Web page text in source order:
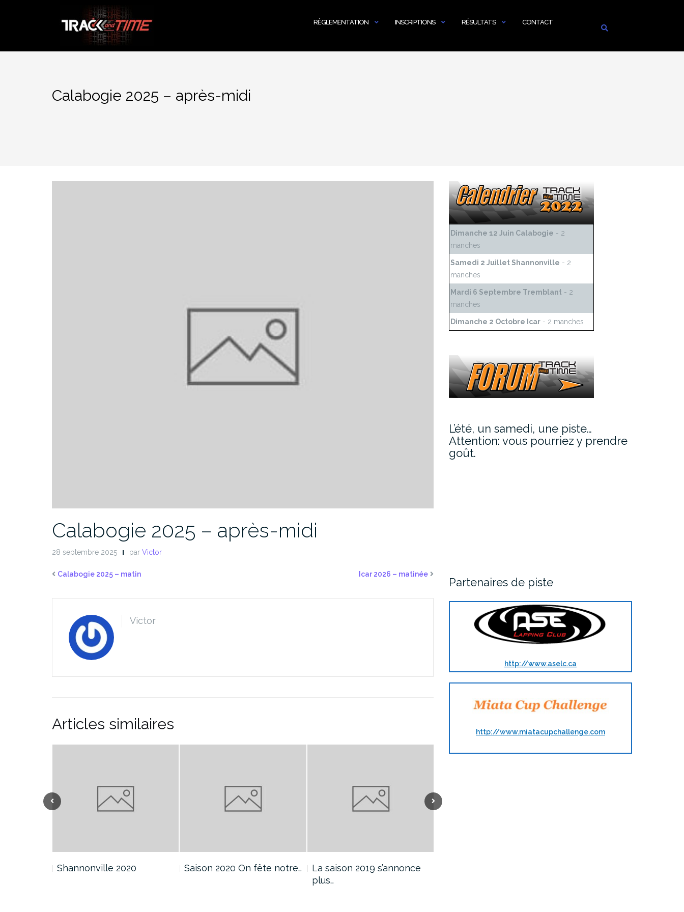
RÈGLEMENTATION INSCRIPTIONS RÉSULTATS CONTACT
Calabogie 2025 – après-midi
Calabogie 2025 – après-midi
28 septembre 2025 par Victor
Calabogie 2025 – matin Icar 2026 – matinée
Victor
Articles similaires
Shannonville 2020 Saison 2020 On fête notre…
La saison 2019 s’annonce
plus…
Dimanche 12 Juin Calabogie - 2
manches
Samedi 2 Juillet Shannonville - 2
manches
Mardi 6 Septembre Tremblant - 2
manches
Dimanche 2 Octobre Icar - 2 manches
L’été, un samedi, une piste…
Attention: vous pourriez y prendre
goût.
Partenaires de piste
http://www.aselc.ca
http://www.miatacupchallenge.com